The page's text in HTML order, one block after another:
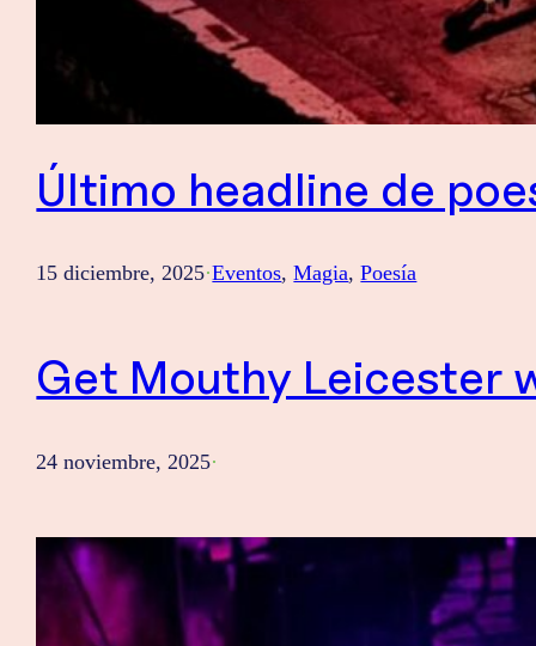
Último headline de
15 diciembre, 2025·Eventos, Magia, Poesía
Get Mouthy Leicester
24 noviembre, 2025·